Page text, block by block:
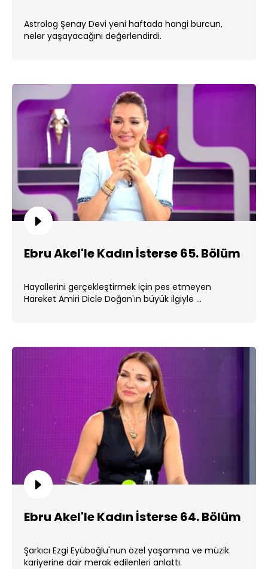
Astrolog Şenay Devi yeni haftada hangi burcun,
neler yaşayacağını değerlendirdi.
Ebru Akel'le Kadın İsterse 65. Bölüm
Hayallerini gerçekleştirmek için pes etmeyen
Hareket Amiri Dicle Doğan'ın büyük ilgiyle ...
Ebru Akel'le Kadın İsterse 64. Bölüm
Şarkıcı Ezgi Eyüboğlu'nun özel yaşamına ve müzik
kariyerine dair merak edilenleri anlattı.